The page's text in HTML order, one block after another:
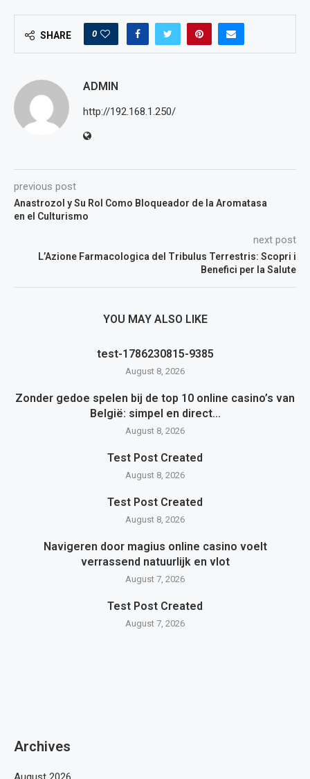
SHARE 0
ADMIN
http://192.168.1.250/
previous post
Anastrozol y Su Rol Como Bloqueador de la Aromatasa
en el Culturismo
next post
L’Azione Farmacologica del Tribulus Terrestris: Scopri i
Benefici per la Salute
YOU MAY ALSO LIKE
test-1786230815-9385
August 8, 2026
Zonder gedoe spelen bij de top 10 online casino’s van
België: simpel en direct...
August 8, 2026
Test Post Created
August 8, 2026
Test Post Created
August 8, 2026
Navigeren door magius online casino voelt
verrassend natuurlijk en vlot
August 7, 2026
Test Post Created
August 7, 2026
Archives